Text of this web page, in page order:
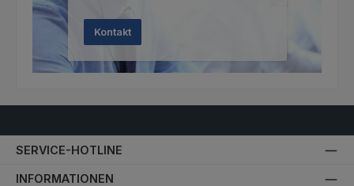
Kontakt
SERVICE-HOTLINE
INFORMATIONEN